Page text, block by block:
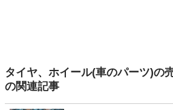
タイヤ、ホイール(車のパーツ)の
の関連記事